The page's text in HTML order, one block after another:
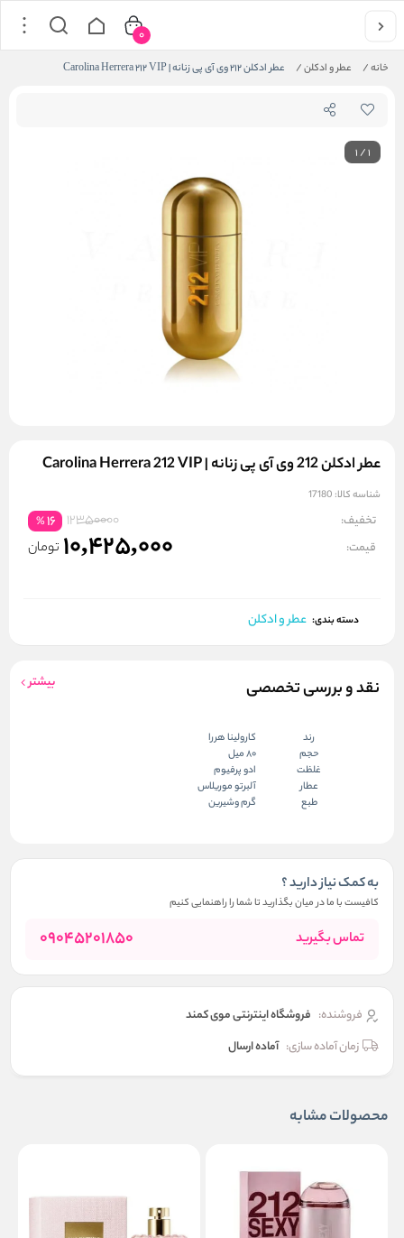
خانه/ عطر و ادکلن/ عطر ادکلن 212 وی آی پی زنانه | Carolina Herrera 212 VIP
0
1/1
عطر ادکلن 212 وی آی پی زنانه | Carolina Herrera 212 VIP
شناسه کالا: 17180
تخفیف: 12350000
16
%
قیمت: 10,425,000 تومان
دسته بندی: عطر و ادکلن
نقد و بررسی تخصصی بیشتر
رند
کارولینا هررا
حجم
80 میل
غلظت
ادو پرفیوم
عطار
آلبرتو موریلاس
طبع
گرم وشیرین
به کمک نیاز دارید ؟
کافیست با ما در میان بگذارید تا شما را راهنمایی کنیم
تماس بگیرید 09045201850
فروشنده: فروشگاه اینترنتی موی کمند
زمان آماده سازی: آماده ارسال
محصولات مشابه